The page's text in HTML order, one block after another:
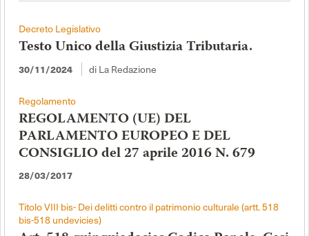
Decreto Legislativo
Testo Unico della Giustizia Tributaria.
30/11/2024 di La Redazione
Regolamento
REGOLAMENTO (UE) DEL
PARLAMENTO EUROPEO E DEL
CONSIGLIO del 27 aprile 2016 N. 679
28/03/2017
Titolo VIII bis- Dei delitti contro il patrimonio culturale (artt. 518
bis-518 undevicies)